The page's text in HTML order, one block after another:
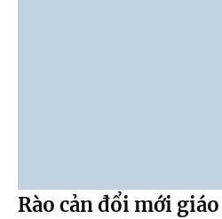
Rào cản đổi mới